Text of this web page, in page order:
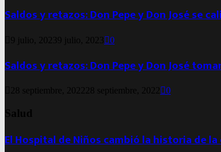
Saldos y retazos: Don Pepe y Don José se
9 julio, 20239 julio, 2023 0
Saldos y retazos: Don Pepe y Don José
28 septiembre, 202228 septiembre, 2022 0
Salud
El Hospital de Niños cambió la historia de